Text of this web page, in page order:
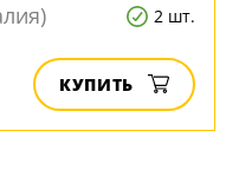
2 шт.
КУПИТЬ